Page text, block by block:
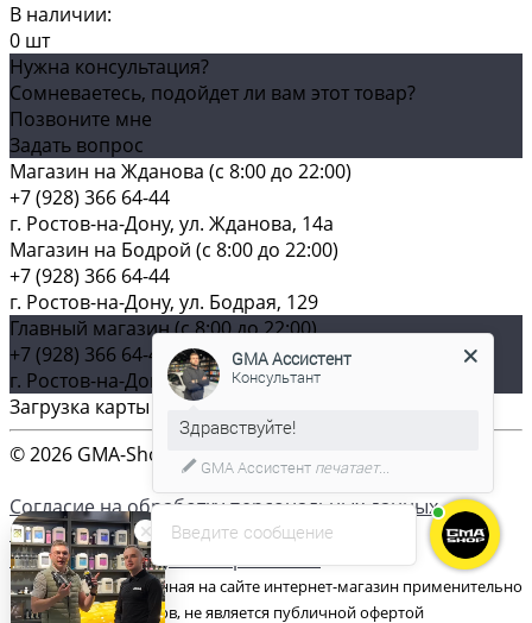
В наличии:
0 шт
Нужна консультация?
Сомневаетесь, подойдет ли вам этот товар?
Позвоните мне
Задать вопрос
Магазин на Жданова (c 8:00 до 22:00)
+7 (928) 366 64-44
г. Ростов-на-Дону, ул. Жданова, 14а
Магазин на Бодрой (c 8:00 до 22:00)
+7 (928) 366 64-44
г. Ростов-на-Дону, ул. Бодрая, 129
Главный магазин (c 8:00 до 22:00)
+7 (928) 366 64-44
г. Ростов-на-Дону, ул. Плиева, д. 61
Загрузка карты ...
© 2026 GMA-Shop, Все права защищены
Согласие на обработку персональных данных
Согласие на обработку файлов cookies
Согласие на получение рассылки
Цена товаров, указанная на сайте интернет-магазин применительно
к каждому из их видов, не является публичной офертой
Введите сообщение
GMA Ассистент
Консультант
GMA Ассистент печатает...